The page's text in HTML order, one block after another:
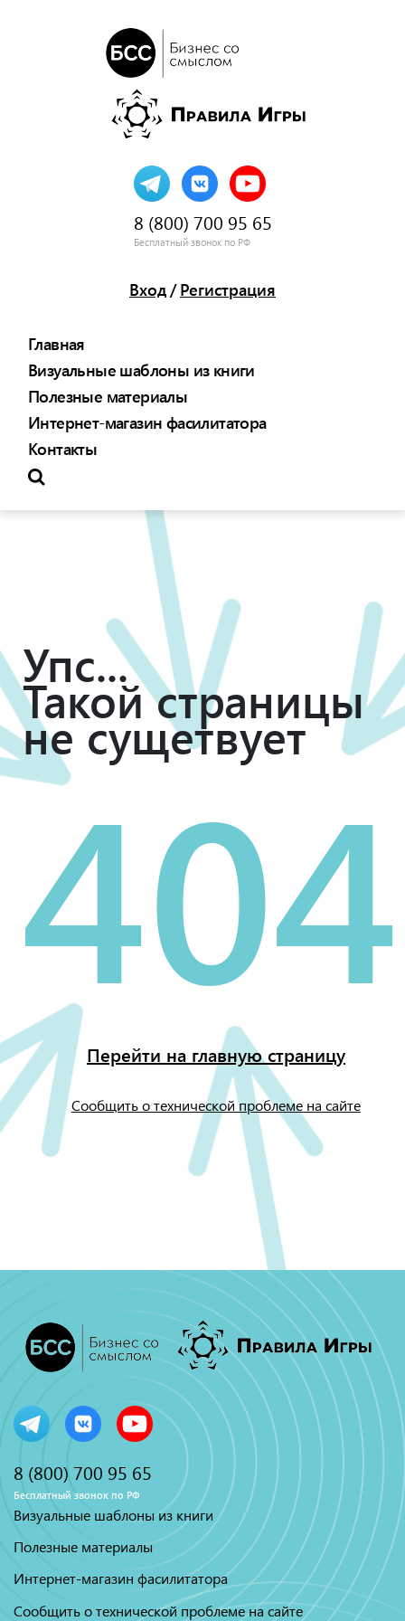
8 (800) 700 95 65
Бесплатный звонок по РФ
Вход/ Регистрация
Главная
Визуальные шаблоны из книги
Полезные материалы
Интернет-магазин фасилитатора
Контакты
Упс...
Такой страницы
не сущетвует
404
Перейти на главную страницу
Сообщить о технической проблеме на сайте
8 (800) 700 95 65
Бесплатный звонок по РФ
Визуальные шаблоны из книги
Полезные материалы
Интернет-магазин фасилитатора
Сообщить о технической проблеме на сайте